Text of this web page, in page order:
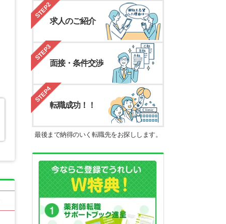
STEP2
求人のご紹介
STEP3
面接・条件交渉
STEP4
転職成功！！
最後まで納得のいく転職先をお探しします。